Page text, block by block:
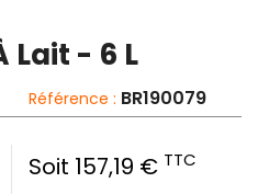
Lait - 6 L
Référence : BR190079
Soit 157,19 € TTC